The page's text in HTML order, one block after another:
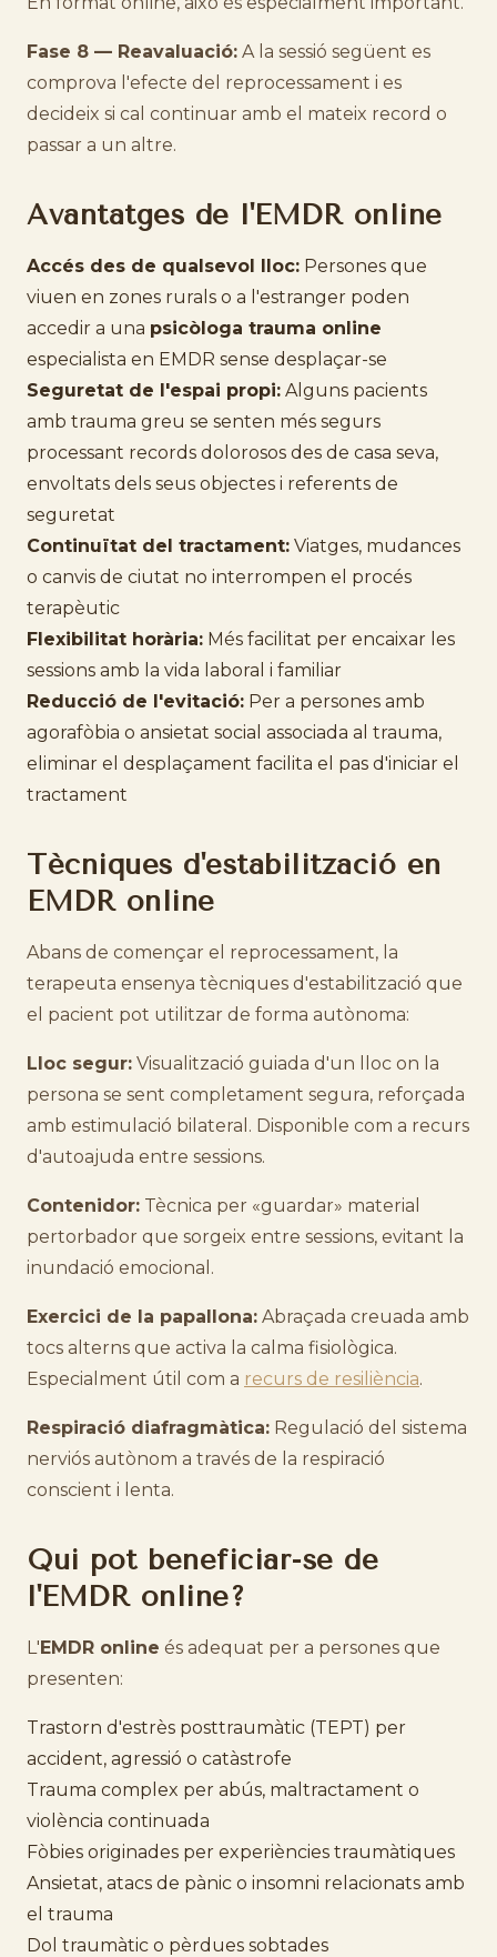
Fase 8 — Reavaluació: A la sessió següent es
comprova l'efecte del reprocessament i es
decideix si cal continuar amb el mateix record o
passar a un altre.
Avantatges de l'EMDR online
Accés des de qualsevol lloc: Persones que
viuen en zones rurals o a l'estranger poden
accedir a una psicòloga trauma online
especialista en EMDR sense desplaçar-se
Seguretat de l'espai propi: Alguns pacients
amb trauma greu se senten més segurs
processant records dolorosos des de casa seva,
envoltats dels seus objectes i referents de
seguretat
Continuïtat del tractament: Viatges, mudances
o canvis de ciutat no interrompen el procés
terapèutic
Flexibilitat horària: Més facilitat per encaixar les
sessions amb la vida laboral i familiar
Reducció de l'evitació: Per a persones amb
agorafòbia o ansietat social associada al trauma,
eliminar el desplaçament facilita el pas d'iniciar el
tractament
Tècniques d'estabilització en
EMDR online
Abans de començar el reprocessament, la
terapeuta ensenya tècniques d'estabilització que
el pacient pot utilitzar de forma autònoma:
Lloc segur: Visualització guiada d'un lloc on la
persona se sent completament segura, reforçada
amb estimulació bilateral. Disponible com a recurs
d'autoajuda entre sessions.
Contenidor: Tècnica per «guardar» material
pertorbador que sorgeix entre sessions, evitant la
inundació emocional.
Exercici de la papallona: Abraçada creuada amb
tocs alterns que activa la calma fisiològica.
Especialment útil com a recurs de resiliència.
Respiració diafragmàtica: Regulació del sistema
nerviós autònom a través de la respiració
conscient i lenta.
Qui pot beneficiar-se de
l'EMDR online?
L'EMDR online és adequat per a persones que
presenten:
Trastorn d'estrès posttraumàtic (TEPT) per
accident, agressió o catàstrofe
Trauma complex per abús, maltractament o
violència continuada
Fòbies originades per experiències traumàtiques
Ansietat, atacs de pànic o insomni relacionats amb
el trauma
Dol traumàtic o pèrdues sobtades